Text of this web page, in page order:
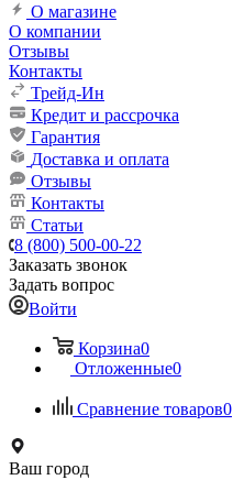
О магазине
О компании
Отзывы
Контакты
Трейд-Ин
Кредит и рассрочка
Гарантия
Доставка и оплата
Отзывы
Контакты
Статьи
8 (800) 500-00-22
Заказать звонок
Задать вопрос
Войти
Корзина0
Отложенные0
Сравнение товаров0
Ваш город